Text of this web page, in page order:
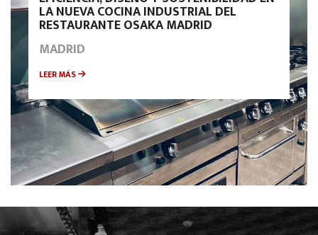
LA NUEVA COCINA INDUSTRIAL DEL
RESTAURANTE OSAKA MADRID
MADRID
LEER MÁS